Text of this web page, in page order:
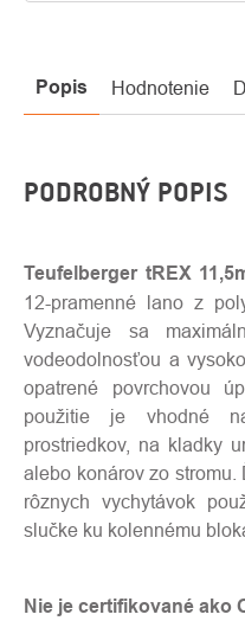
Popis Hodnotenie
PODROBNÝ POPIS
Teufelberger tREX
12-pramenné lano z
Vyznačuje sa
vodeodolnosťou a
opatrené povrchovou
použitie je vhodné
prostriedkov, na kladky
alebo konárov zo
rôznych vychytávok
slučke ku kolennému
Nie je certifikované ako